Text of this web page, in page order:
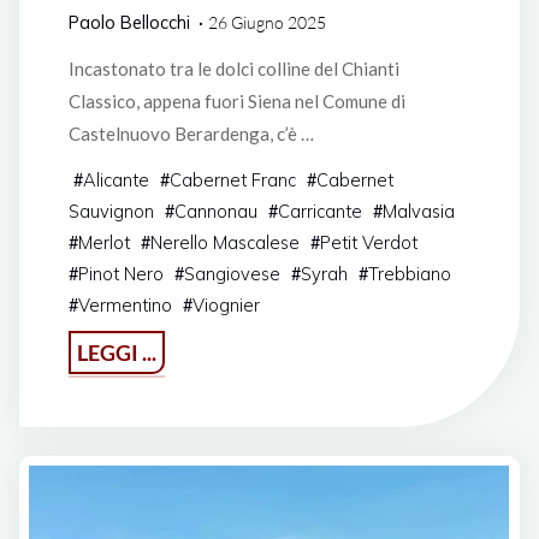
Paolo Bellocchi 26 Giugno 2025
Incastonato tra le dolci colline del Chianti
Classico, appena fuori Siena nel Comune di
Castelnuovo Berardenga, c’è …
#Alicante #Cabernet Franc #Cabernet
Sauvignon #Cannonau #Carricante #Malvasia
#Merlot #Nerello Mascalese #Petit Verdot
#Pinot Nero #Sangiovese #Syrah #Trebbiano
#Vermentino #Viognier
LEGGI ...
di